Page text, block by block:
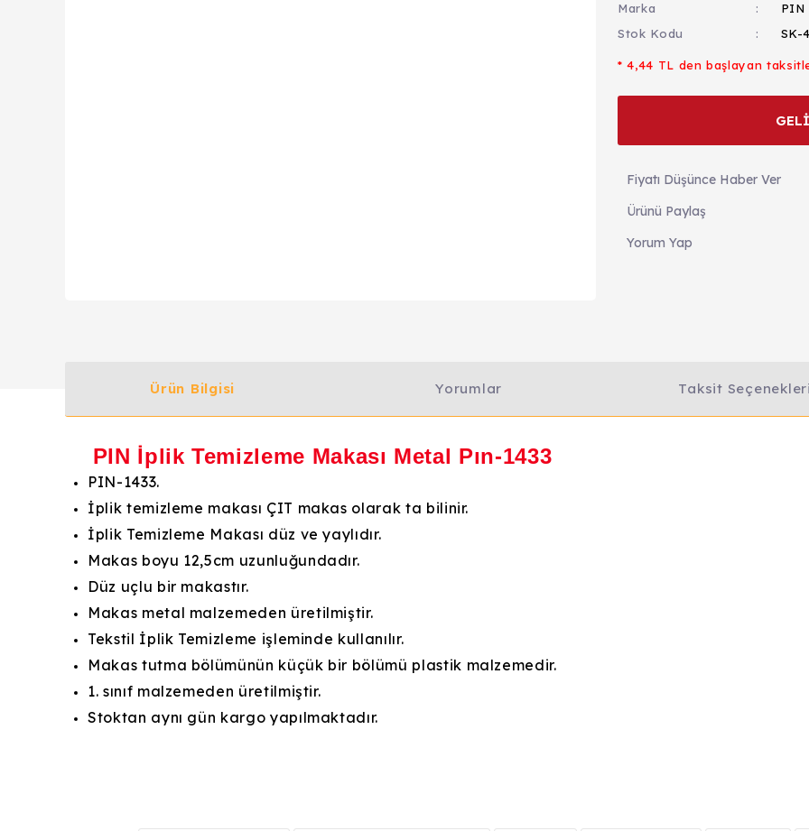
Marka
PIN
Stok Kodu
SK-
* 4,44 TL den başlayan
Fiyatı Düşünce Haber Ver
Ürünü Paylaş
Yorum Yap
Ürün Bilgisi Yorumlar Taksit Seçenekleri
PIN İplik Temizleme Makası Metal Pın-1433
PIN-1433.
İplik temizleme makası ÇIT makas olarak ta bilinir.
İplik Temizleme Makası düz ve yaylıdır.
Makas boyu 12,5cm uzunluğundadır.
Düz uçlu bir makastır.
Makas metal malzemeden üretilmiştir.
Tekstil İplik Temizleme işleminde kullanılır.
Makas tutma bölümünün küçük bir bölümü plastik malzemedir.
1. sınıf malzemeden üretilmiştir.
Stoktan aynı gün kargo yapılmaktadır.